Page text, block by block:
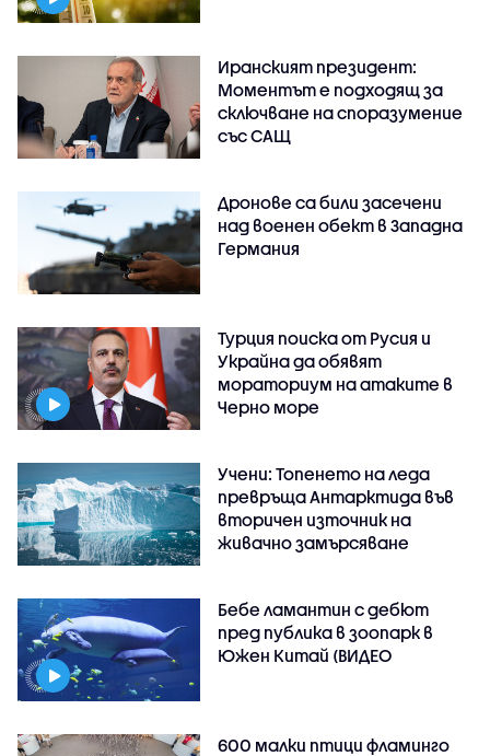
Иранският президент:
Моментът е подходящ за
сключване на споразумение
със САЩ
Дронове са били засечени
над военен обект в Западна
Германия
Турция поиска от Русия и
Украйна да обявят
мораториум на атаките в
Черно море
Учени: Топенето на леда
превръща Антарктида във
вторичен източник на
живачно замърсяване
Бебе ламантин с дебют
пред публика в зоопарк в
Южен Китай (ВИДЕО
600 малки птици фламинго